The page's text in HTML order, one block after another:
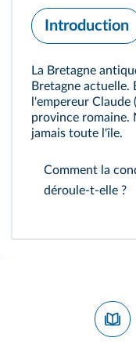
Introduction
La Bretagne
Bretagne actuelle.
l'empereur Claude
province romaine.
jamais toute l'île.
Comment la
déroule-t-elle ?